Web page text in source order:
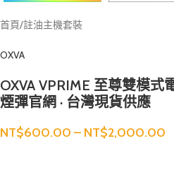
首頁/註油主機套裝
OXVA
OXVA VPRIME 至尊雙模
煙彈官網 · 台灣現貨供應
NT$600.00 – NT$2,000.00